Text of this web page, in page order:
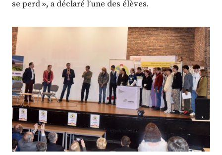
se perd », a déclaré l’une des élèves.